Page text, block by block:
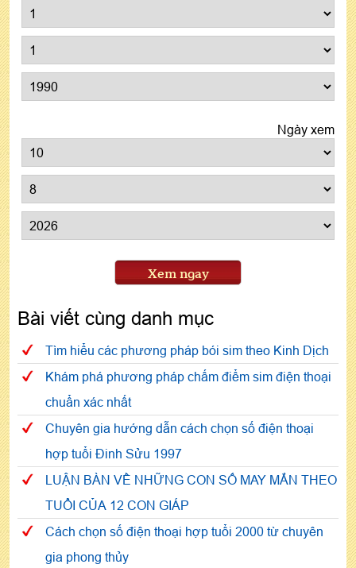
Ngày xem
Xem ngay
Bài viết cùng danh mục
Tìm hiểu các phương pháp bói sim theo Kinh Dịch
Khám phá phương pháp chấm điểm sim điện thoại
chuẩn xác nhất
Chuyên gia hướng dẫn cách chọn số điện thoại
hợp tuổi Đinh Sửu 1997
LUẬN BÀN VỀ NHỮNG CON SỐ MAY MẮN THEO
TUỔI CỦA 12 CON GIÁP
Cách chọn số điện thoại hợp tuổi 2000 từ chuyên
gia phong thủy